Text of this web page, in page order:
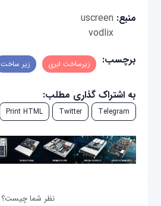
منبع: uscreen
vodlix
برچسب:
زیرساخت ابری زیر ساخت
به اشتراک گذاری مطلب:
Telegram
Twitter
Print HTML
نظر شما چیست؟